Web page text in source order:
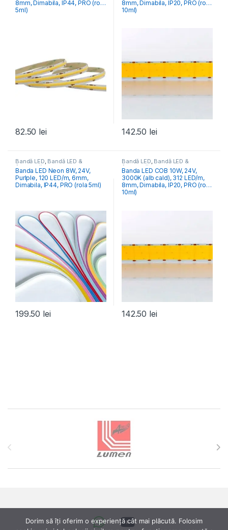
8mm, Dimabila, IP44, PRO (rola
5ml)
82.50 lei
8mm, Dimabila, IP20, PRO (rola
10ml)
142.50 lei
Bandă LED, Bandă LED &
Accesorii
Banda LED Neon 8W, 24V,
Purlple, 120 LED/m, 6mm,
Dimabila, IP44, PRO (rola 5ml)
199.50 lei
Bandă LED, Bandă LED &
Accesorii
Banda LED COB 10W, 24V,
3000K (alb cald), 312 LED/m,
8mm, Dimabila, IP20, PRO (rola
10ml)
142.50 lei
Dorim să îți oferim o experiență cât mai plăcută. Folosim